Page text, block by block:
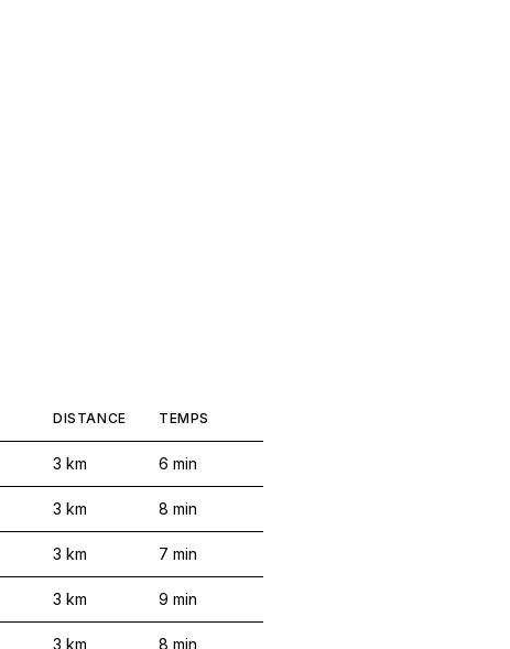
DISTANCE TEMPS
3 km 6 min
3 km 8 min
3 km 7 min
3 km 9 min
3 km 8 min